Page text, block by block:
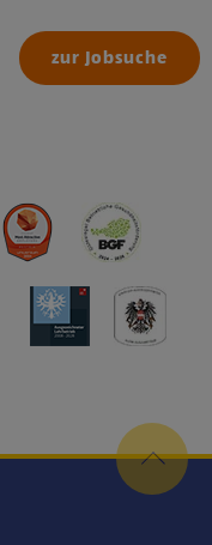
zur Jobsuche